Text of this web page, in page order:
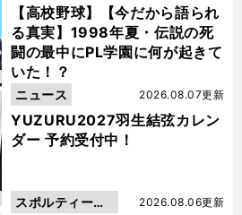
【高校野球】【今だから語られ
る真実】1998年夏・伝説の死
闘の最中にPL学園に何が起きて
いた！？
動画
YUZURU2027羽生結弦カレン
ダー 予約受付中！
2026.08.07更新
ニュース
2026.08.06更新
スポルティーバ